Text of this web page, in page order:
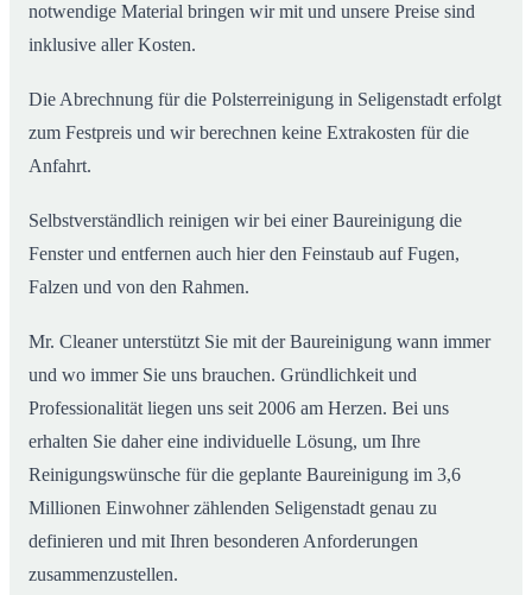
notwendige Material bringen wir mit und unsere Preise sind
inklusive aller Kosten.
Die Abrechnung für die Polsterreinigung in Seligenstadt erfolgt
zum Festpreis und wir berechnen keine Extrakosten für die
Anfahrt.
Selbstverständlich reinigen wir bei einer Baureinigung die
Fenster und entfernen auch hier den Feinstaub auf Fugen,
Falzen und von den Rahmen.
Mr. Cleaner unterstützt Sie mit der Baureinigung wann immer
und wo immer Sie uns brauchen. Gründlichkeit und
Professionalität liegen uns seit 2006 am Herzen. Bei uns
erhalten Sie daher eine individuelle Lösung, um Ihre
Reinigungswünsche für die geplante Baureinigung im 3,6
Millionen Einwohner zählenden Seligenstadt genau zu
definieren und mit Ihren besonderen Anforderungen
zusammenzustellen.